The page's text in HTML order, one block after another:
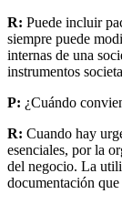
R: Puede incluir
siempre puede
internas de una
instrumentos
P: ¿Cuándo
R: Cuando hay
esenciales, por la
del negocio. La
documentación